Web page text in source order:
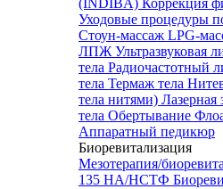
(INDIBA) Коррекция
Уходовые процедуры
Стоун-массаж LPG-
ЛПЖ Ультразвуковая
тела Радиочастотный
тела Термаж тела
тела нитями) Лазерная
тела Обертывание
Аппаратный педикюр
Биоревитализация
Мезотерапия/
135 HA/НСТФ